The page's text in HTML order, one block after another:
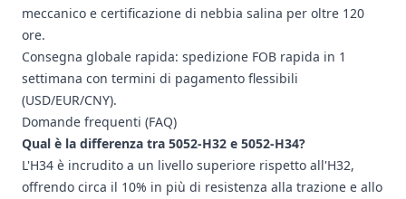
meccanico e certificazione di nebbia salina per oltre 120
ore.
Consegna globale rapida: spedizione FOB rapida in 1
settimana con termini di pagamento flessibili
(USD/EUR/CNY).
Domande frequenti (FAQ)
Qual è la differenza tra 5052-H32 e 5052-H34?
L'H34 è incrudito a un livello superiore rispetto all'H32,
offrendo circa il 10% in più di resistenza alla trazione e allo